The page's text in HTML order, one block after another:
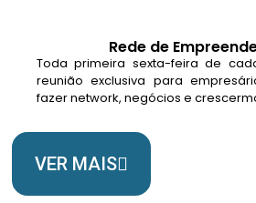
Rede de
Toda primeira sexta-feira de
reunião exclusiva para
fazer network, negócios e
VER MAIS